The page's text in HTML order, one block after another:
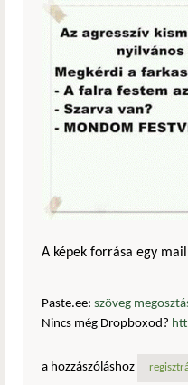
A képek forrása egy
Paste.ee: szöveg
Nincs még Dropboxod?
a hozzászóláshoz